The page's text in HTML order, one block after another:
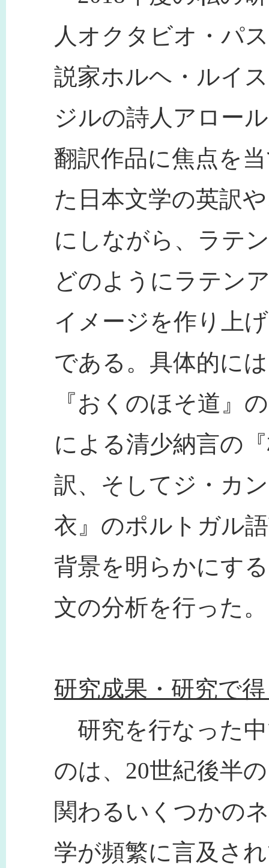
人オクタビオ・パ
説家ホルヘ・ルイ
ジルの詩人アロー
翻訳作品に焦点を
た日本文学の英訳
にしながら、ラテ
どのようにラテン
イメージを作り上
である。具体的に
『おくのほそ道』
による清少納言の
訳、そしてジ・カ
衣』のポルトガル
背景を明らかにす
文の分析を行った。
研究成果・研究で
研究を行なった
のは、20世紀後半
関わるいくつかの
学が頻繁に言及さ